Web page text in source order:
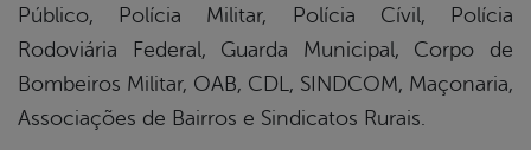
Público, Polícia Militar, Polícia Cívil, Polícia
Rodoviária Federal, Guarda Municipal, Corpo de
Bombeiros Militar, OAB, CDL, SINDCOM, Maçonaria,
Associações de Bairros e Sindicatos Rurais.